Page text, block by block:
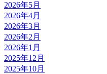
2026年5月
2026年4月
2026年3月
2026年2月
2026年1月
2025年12月
2025年10月